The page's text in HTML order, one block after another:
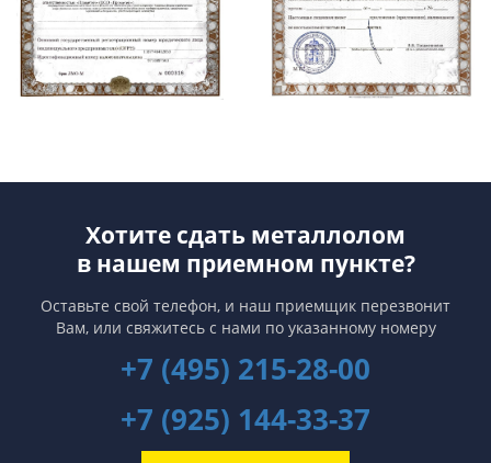
Хотите сдать металлолом
в нашем приемном пункте?
Оставьте свой телефон, и наш приемщик перезвонит
Вам, или свяжитесь с нами по указанному номеру
+7 (495) 215-28-00
+7 (925) 144-33-37